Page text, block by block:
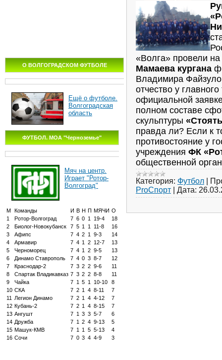
О ВОЛГОГРАДСКОМ ФУТБОЛЕ
Ещё о футболе.
Волгоградская
область
ФУТБОЛ. МОА "Черноземье"
Мяч на центр.
Играет "Ротор-
Волгоград"
М Команды И В Н П МЯЧИ О
1
Ротор-Волгоград 7 6 0 1 19-4
18
2
Биолог-Новокубанск 7 5 1 1 11-8
16
3
Афипс 7 4 2 1 9-3
14
4
Армавир 7 4 1 2 12-7
13
5
Черноморец 7 4 1 2 9-5
13
6
Динамо Ставрополь 7 4 0 3 8-7
12
7
Краснодар-2 7 3 2 2 9-6
11
8
Спартак Владикавказ 7 3 2 2 8-8
11
9
Чайка 7 1 5 1 10-10
8
10 СКА 7 2 1 4 8-11
7
11
Легион Динамо 7 2 1 4 4-12
7
12 Кубань-2 7 2 1 4 8-15
7
13 Ангушт 7 1 3 3 5-7
6
14 Дружба 7 1 2 4 9-13
5
15 Машук-КМВ 7 1 1 5 5-13
4
16 Сочи 7 0 3 4 4-9 3
«Волга» провели
Мамаева кургана
Владимира
отчество у
официальной
полном составе
скульптуры
правда ли? Если к
противостояние у
учреждения ФК
общественной
Категория: Футбол
ProСпорт
Дата: